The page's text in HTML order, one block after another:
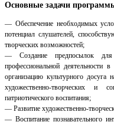
Основные задачи
— Обеспечение необходимых
потенциал слушателей,
творческих возможностей;
— Создание предпосылок
профессиональной деятельности
организацию культурного досуга
художественно-творческих и
патриотического воспитания;
— Развитие художественно-
— Воспитание познавательного